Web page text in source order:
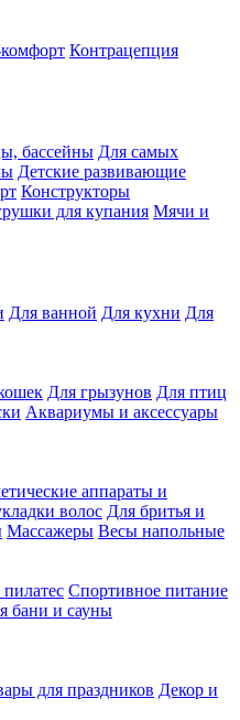
Контрацепция
бассейны Для самых
Детские развивающие
Конструкторы
для купания Мячи и
Для ванной Для кухни Для
Для грызунов Для птиц
Аквариумы и аксессуары
аппараты и
волос Для бритья и
Массажеры Весы напольные
Спортивное питание
бани и сауны
для праздников Декор и